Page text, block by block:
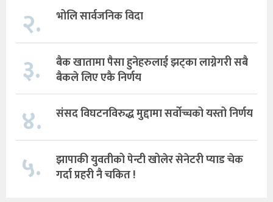
२. भोलि सार्वजनिक विदा
३.
बैक खातामा पैसा हुनेहरुलाई झट्का लाग्नेगरी सबै
बैकले लिए एकै निर्णय
४. संसद विघटनविरुद्ध मुद्दामा सर्वोच्चको यस्तो निर्णय
५.
झापाकी युवतीको पेन्टी खोलेर सेनेटरी प्याड चेक
गर्दा प्रहरी नै चकित !